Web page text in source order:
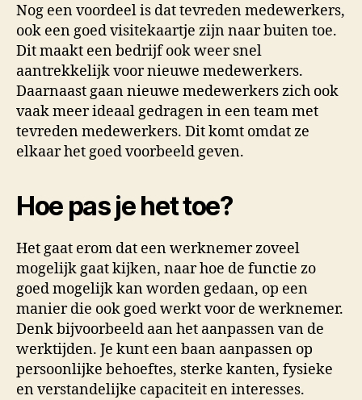
Nog een voordeel is dat tevreden medewerkers,
ook een goed visitekaartje zijn naar buiten toe.
Dit maakt een bedrijf ook weer snel
aantrekkelijk voor nieuwe medewerkers.
Daarnaast gaan nieuwe medewerkers zich ook
vaak meer ideaal gedragen in een team met
tevreden medewerkers. Dit komt omdat ze
elkaar het goed voorbeeld geven.
Hoe pas je het toe?
Het gaat erom dat een werknemer zoveel
mogelijk gaat kijken, naar hoe de functie zo
goed mogelijk kan worden gedaan, op een
manier die ook goed werkt voor de werknemer.
Denk bijvoorbeeld aan het aanpassen van de
werktijden. Je kunt een baan aanpassen op
persoonlijke behoeftes, sterke kanten, fysieke
en verstandelijke capaciteit en interesses.